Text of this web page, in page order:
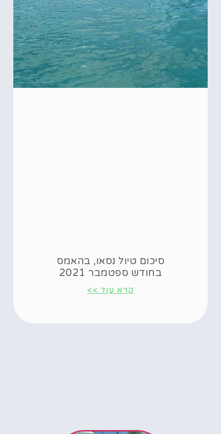
סיכום טיול נסאו, בהאמס
בחודש ספטמבר 2021
קרא עוד >>